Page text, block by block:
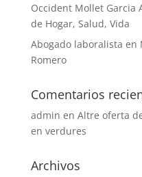
Occident Mollet Garcia
de Hogar, Salud, Vida
Abogado laboralista
Romero
Comentarios
admin en Altre oferta
en verdures
Archivos